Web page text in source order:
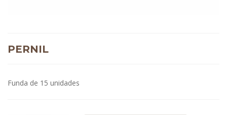
PERNIL
Funda de 15 unidades